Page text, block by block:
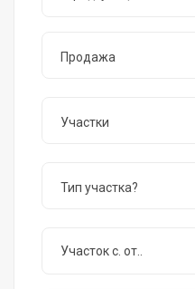
Продажа
Участки
Тип участка?